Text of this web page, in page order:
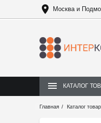
Москва и
КАТАЛОГ
Главная Каталог